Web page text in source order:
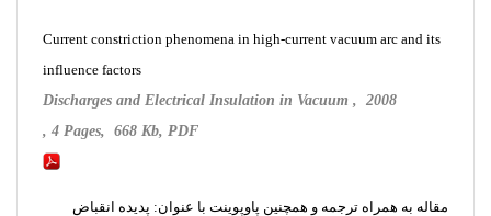
Current constriction phenomena in high-current vacuum arc and its
influence factors
Discharges and Electrical Insulation in Vacuum , 2008
, 4 Pages, 668 Kb, PDF
مقاله به همراه ترجمه و همچنین پاوپوینت با عنوان: پدیده انقباض